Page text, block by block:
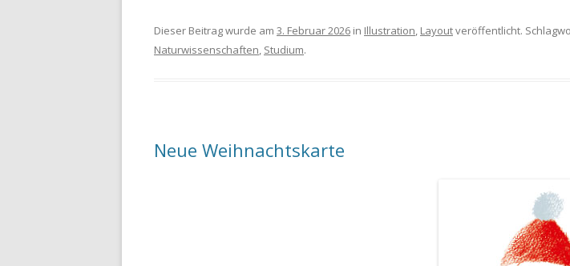
Dieser Beitrag wurde am 3. Februar 2026 in Illustration, Layoutveröffentlicht.
Naturwissenschaften, Studium.
Neue Weihnachtskarte